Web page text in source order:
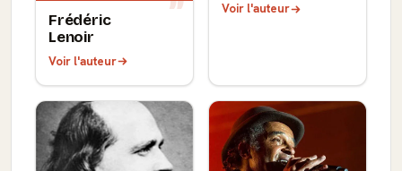
Frédéric
Lenoir
Voir l'auteur
Voir l'auteur